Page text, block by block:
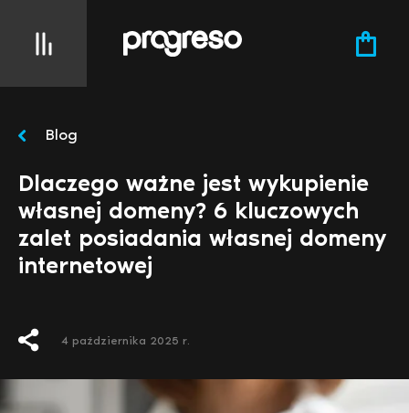
Blog
Dlaczego ważne jest wykupienie
własnej domeny? 6 kluczowych
zalet posiadania własnej domeny
internetowej
4 października 2025 r.